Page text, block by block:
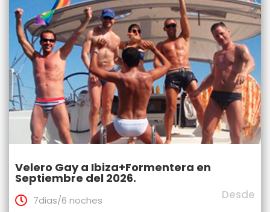
Velero Gay a Ibiza+Formentera en
Septiembre del 2026.
7dias/6 noches
Desde